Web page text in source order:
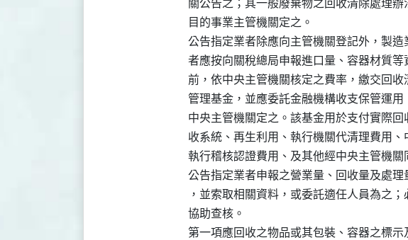
關公告之；其一般廢棄物之回收清除處理
目的事業主管機關定之。
公告指定業者除應向主管機關登記外，製
者應按向關稅總局申報進口量、容器材質
前，依中央主管機關核定之費率，繳交回
管理基金，並應委託金融機構收支保管運
中央主管機關定之。該基金用於支付實際
收系統、再生利用、執行機關代清理費用
執行稽核認證費用、及其他經中央主管機關
公告指定業者申報之營業量、回收量及處
，並索取相關資料，或委託適任人員為之
協助查核。
第一項應回收之物品或其包裝、容器之標